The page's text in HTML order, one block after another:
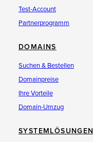
Test-Account
Partnerprogramm
DOMAINS
Suchen & Bestellen
Domainpreise
Ihre Vorteile
Domain-Umzug
SYSTEMLÖSUNGEN